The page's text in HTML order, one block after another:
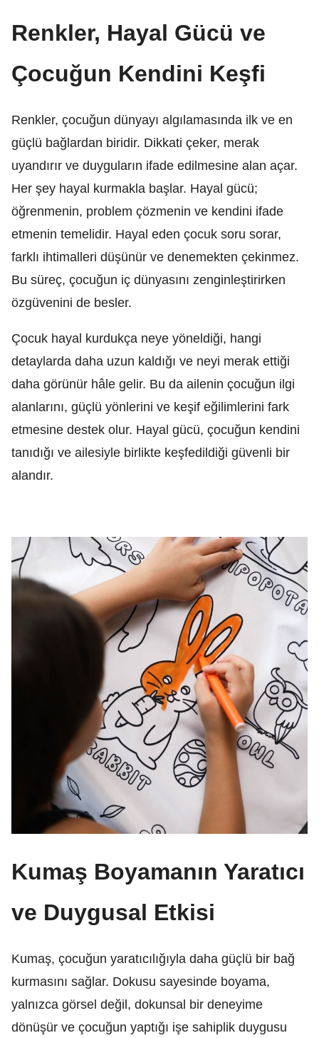
Renkler, Hayal Gücü ve
Çocuğun Kendini Keşfi
Renkler, çocuğun dünyayı algılamasında ilk ve en
güçlü bağlardan biridir. Dikkati çeker, merak
uyandırır ve duyguların ifade edilmesine alan açar.
Her şey hayal kurmakla başlar. Hayal gücü;
öğrenmenin, problem çözmenin ve kendini ifade
etmenin temelidir. Hayal eden çocuk soru sorar,
farklı ihtimalleri düşünür ve denemekten çekinmez.
Bu süreç, çocuğun iç dünyasını zenginleştirirken
özgüvenini de besler.
Çocuk hayal kurdukça neye yöneldiği, hangi
detaylarda daha uzun kaldığı ve neyi merak ettiği
daha görünür hâle gelir. Bu da ailenin çocuğun ilgi
alanlarını, güçlü yönlerini ve keşif eğilimlerini fark
etmesine destek olur. Hayal gücü, çocuğun kendini
tanıdığı ve ailesiyle birlikte keşfedildiği güvenli bir
alandır.
Kumaş Boyamanın Yaratıcı
ve Duygusal Etkisi
Kumaş, çocuğun yaratıcılığıyla daha güçlü bir bağ
kurmasını sağlar. Dokusu sayesinde boyama,
yalnızca görsel değil, dokunsal bir deneyime
dönüşür ve çocuğun yaptığı işe sahiplik duygusu